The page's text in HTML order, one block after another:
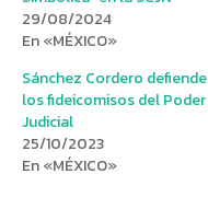
29/08/2024
En «MÉXICO»
Sánchez Cordero defiende
los fideicomisos del Poder
Judicial
25/10/2023
En «MÉXICO»